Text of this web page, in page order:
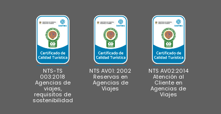
NTS-TS
003:2018
Agencias de
viajes,
requisitos de
sostenibilidad
NTS AV01: 2002
Reservas en
Agencias de
Viajes
NTS AV02:2014
Atención al
Cliente en
Agencias de
Viajes